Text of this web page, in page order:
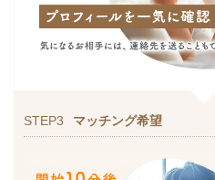
STEP3 マッチング希望